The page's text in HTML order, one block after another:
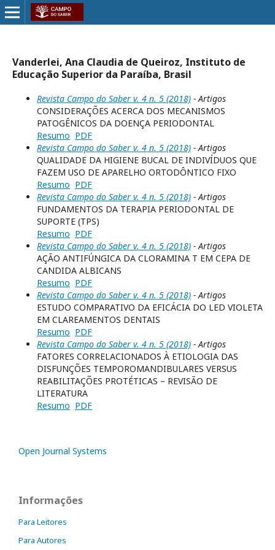
Vanderlei, Ana Claudia de Queiroz, Instituto de
Educação Superior da Paraíba, Brasil
Revista Campo do Saber v. 4 n. 5 (2018) - Artigos
CONSIDERAÇÕES ACERCA DOS MECANISMOS
PATOGÊNICOS DA DOENÇA PERIODONTAL
Resumo PDF
Revista Campo do Saber v. 4 n. 5 (2018) - Artigos
QUALIDADE DA HIGIENE BUCAL DE INDIVÍDUOS QUE
FAZEM USO DE APARELHO ORTODÔNTICO FIXO
Resumo PDF
Revista Campo do Saber v. 4 n. 5 (2018) - Artigos
FUNDAMENTOS DA TERAPIA PERIODONTAL DE
SUPORTE (TPS)
Resumo PDF
Revista Campo do Saber v. 4 n. 5 (2018) - Artigos
AÇÃO ANTIFÚNGICA DA CLORAMINA T EM CEPA DE
CANDIDA ALBICANS
Resumo PDF
Revista Campo do Saber v. 4 n. 5 (2018) - Artigos
ESTUDO COMPARATIVO DA EFICÁCIA DO LED VIOLETA
EM CLAREAMENTOS DENTAIS
Resumo PDF
Revista Campo do Saber v. 4 n. 5 (2018) - Artigos
FATORES CORRELACIONADOS À ETIOLOGIA DAS
DISFUNÇÕES TEMPOROMANDIBULARES VERSUS
REABILITAÇÕES PROTÉTICAS – REVISÃO DE
LITERATURA
Resumo PDF
Open Journal Systems
Informações
Para Leitores
Para Autores